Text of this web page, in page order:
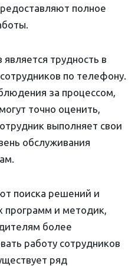
полное
трудность в
по телефону.
за процессом,
точно оценить,
выполняет свои
обслуживания
поиска решений и
программ и методик,
более
работу сотрудников
ряд